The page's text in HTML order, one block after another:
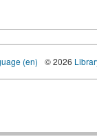
(en) © 2026